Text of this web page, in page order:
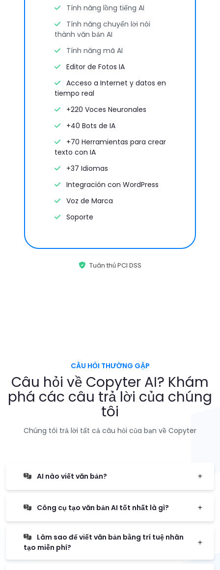
Tính năng lồng tiếng AI
Tính năng chuyển lời nói
thành văn bản AI
Tính năng mã AI
Editor de Fotos IA
Acceso a Internet y datos en
tiempo real
+220 Voces Neuronales
+40 Bots de IA
+70 Herramientas para crear
texto con IA
+37 Idiomas
Integración con WordPress
Voz de Marca
Soporte
Tuân thủ PCI DSS
CÂU HỎI THƯỜNG GẶP
Câu hỏi về Copyter AI? Khám
phá các câu trả lời của chúng
tôi
Chúng tôi trả lời tất cả câu hỏi của bạn về Copyter
AI nào viết văn bản?
Công cụ tạo văn bản AI tốt nhất là gì?
Làm sao để viết văn bản bằng trí tuệ nhân
tạo miễn phí?